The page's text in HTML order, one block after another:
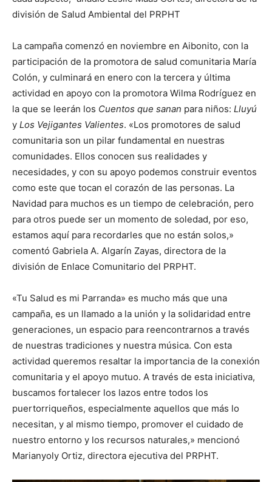
división de Salud Ambiental del PRPHT
La campaña comenzó en noviembre en Aibonito, con la
participación de la promotora de salud comunitaria María
Colón, y culminará en enero con la tercera y última
actividad en apoyo con la promotora Wilma Rodríguez en
la que se leerán los Cuentos que sanan para niños: Lluyú
y Los Vejigantes Valientes. «Los promotores de salud
comunitaria son un pilar fundamental en nuestras
comunidades. Ellos conocen sus realidades y
necesidades, y con su apoyo podemos construir eventos
como este que tocan el corazón de las personas. La
Navidad para muchos es un tiempo de celebración, pero
para otros puede ser un momento de soledad, por eso,
estamos aquí para recordarles que no están solos,»
comentó Gabriela A. Algarín Zayas, directora de la
división de Enlace Comunitario del PRPHT.
«Tu Salud es mi Parranda» es mucho más que una
campaña, es un llamado a la unión y la solidaridad entre
generaciones, un espacio para reencontrarnos a través
de nuestras tradiciones y nuestra música. Con esta
actividad queremos resaltar la importancia de la conexión
comunitaria y el apoyo mutuo. A través de esta iniciativa,
buscamos fortalecer los lazos entre todos los
puertorriqueños, especialmente aquellos que más lo
necesitan, y al mismo tiempo, promover el cuidado de
nuestro entorno y los recursos naturales,» mencionó
Marianyoly Ortiz, directora ejecutiva del PRPHT.